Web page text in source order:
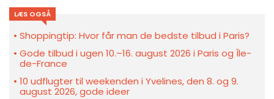
LÆS OGSÅ
Shoppingtip: Hvor får man de bedste tilbud i Paris?
Gode tilbud i ugen 10.–16. august 2026 i Paris og Île-
de-France
10 udflugter til weekenden i Yvelines, den 8. og 9.
august 2026, gode ideer